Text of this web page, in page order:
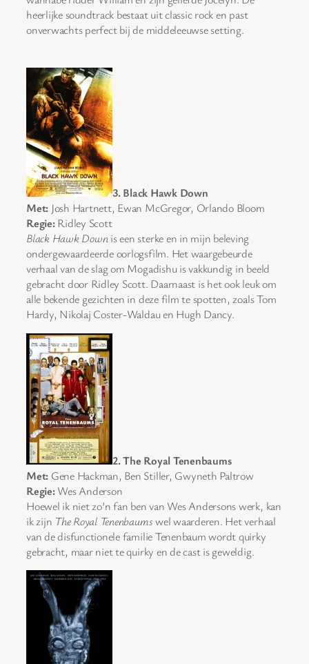
heerlijke soundtrack bestaat uit classic rock en past
onverwachts perfect bij de middeleeuwse setting.
3. Black Hawk Down
Met: Josh Hartnett, Ewan McGregor, Orlando Bloom
Regie:Ridley Scott
Black Hawk Downis een sterke en in mijn beleving
ondergewaardeerde oorlogsfilm. Het waargebeurde
verhaal van de slag om Mogadishu is vakkundig in beeld
gebracht door Ridley Scott. Daarnaast is het ook leuk om
alle bekende gezichten in deze film te spotten, zoals Tom
Hardy, Nikolaj Coster-Waldau en Hugh Dancy.
2. The Royal Tenenbaums
Met: Gene Hackman, Ben Stiller, Gwyneth Paltrow
Regie:Wes Anderson
Hoewel ik niet zo’n fan ben van Wes Andersons werk, kan
ik zijn The Royal Tenenbaumswel waarderen. Het verhaal
van de disfunctionele familie Tenenbaum wordt quirky
gebracht, maar niet te quirky en de cast is geweldig.